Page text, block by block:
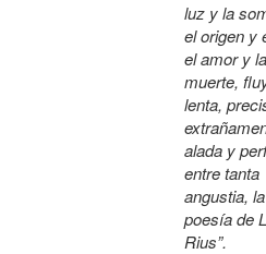
luz y la
el origen y
el amor y la
muerte,
lenta,
alada y
entre tanta
angustia, la
poesía de
Rius”.